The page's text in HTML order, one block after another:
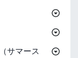
サマース